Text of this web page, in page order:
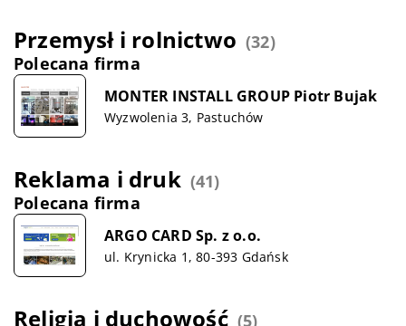
Przemysł i rolnictwo (32)
Polecana firma
MONTER INSTALL GROUP Piotr Bujak
Wyzwolenia 3, Pastuchów
Reklama i druk (41)
Polecana firma
ARGO CARD Sp. z o.o.
ul. Krynicka 1, 80-393 Gdańsk
Religia i duchowość (5)